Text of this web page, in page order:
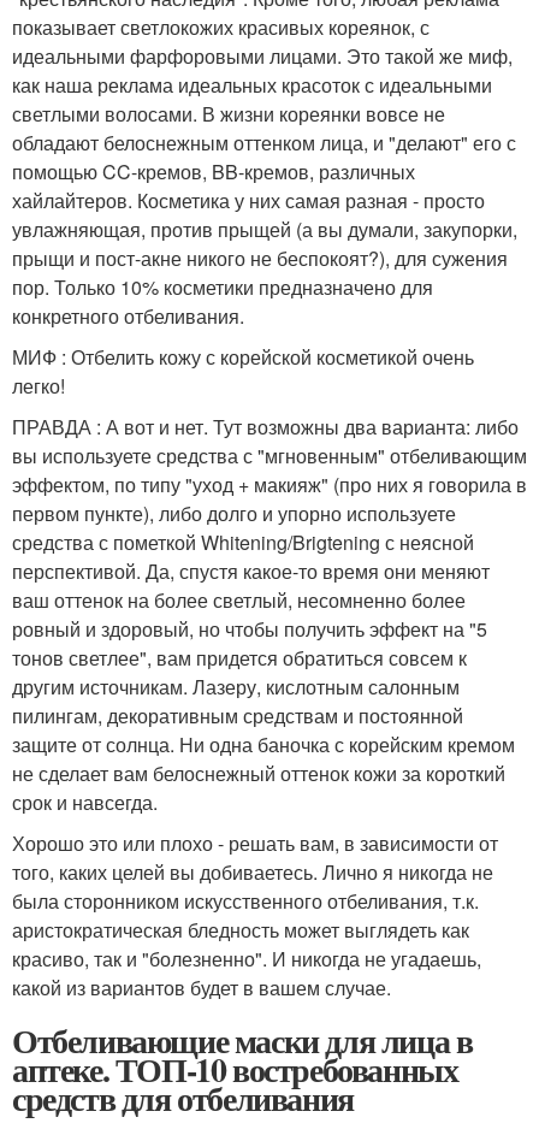
показывает светлокожих красивых кореянок, с
идеальными фарфоровыми лицами. Это такой же миф,
как наша реклама идеальных красоток с идеальными
светлыми волосами. В жизни кореянки вовсе не
обладают белоснежным оттенком лица, и "делают" его с
помощью CC-кремов, BB-кремов, различных
хайлайтеров. Косметика у них самая разная - просто
увлажняющая, против прыщей (а вы думали, закупорки,
прыщи и пост-акне никого не беспокоят?), для сужения
пор. Только 10% косметики предназначено для
конкретного отбеливания.
МИФ : Отбелить кожу с корейской косметикой очень
легко!
ПРАВДА : А вот и нет. Тут возможны два варианта: либо
вы используете средства с "мгновенным" отбеливающим
эффектом, по типу "уход + макияж" (про них я говорила в
первом пункте), либо долго и упорно используете
средства с пометкой Whitening/Brigtening с неясной
перспективой. Да, спустя какое-то время они меняют
ваш оттенок на более светлый, несомненно более
ровный и здоровый, но чтобы получить эффект на "5
тонов светлее", вам придется обратиться совсем к
другим источникам. Лазеру, кислотным салонным
пилингам, декоративным средствам и постоянной
защите от солнца. Ни одна баночка с корейским кремом
не сделает вам белоснежный оттенок кожи за короткий
срок и навсегда.
Хорошо это или плохо - решать вам, в зависимости от
того, каких целей вы добиваетесь. Лично я никогда не
была сторонником искусственного отбеливания, т.к.
аристократическая бледность может выглядеть как
красиво, так и "болезненно". И никогда не угадаешь,
какой из вариантов будет в вашем случае.
Отбеливающие маски для лица в
аптеке. ТОП-10 востребованных
средств для отбеливания